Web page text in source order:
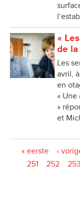
«
de
Les
avril,
en
«
»
et
« eerste ‹
251
252 253